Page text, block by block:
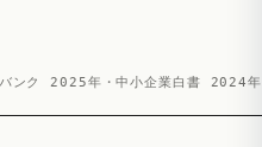
ンク 2025年・中小企業白書 2024年